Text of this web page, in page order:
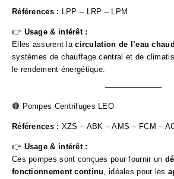
Références : LPP – LRP – LPM
👉 Usage & intérêt :
Elles assurent lacirculation de l’eau
systèmes de chauffage central et de
le rendement énergétique.
🔴 Pompes Centrifuges LEO
Références : XZS – ABK – AMS – FCM –
👉 Usage & intérêt :
Ces pompes sont conçues pour fournir un
fonctionnement continu, idéales pour les